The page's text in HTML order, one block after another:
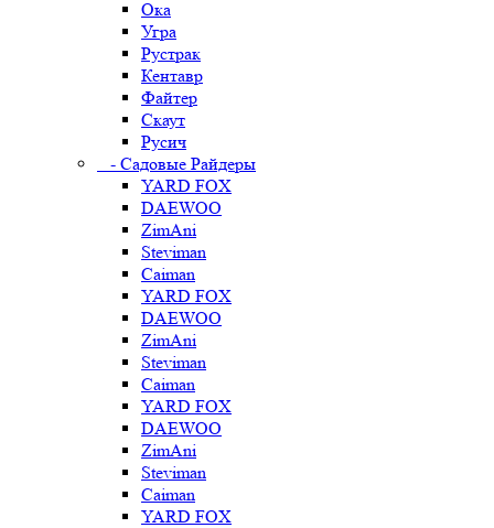
Ока
Угра
Рустрак
Кентавр
Файтер
Скаут
Русич
- Садовые Райдеры
YARD FOX
DAEWOO
ZimAni
Steviman
Caiman
YARD FOX
DAEWOO
ZimAni
Steviman
Caiman
YARD FOX
DAEWOO
ZimAni
Steviman
Caiman
YARD FOX